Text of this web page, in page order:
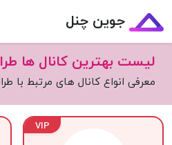
جوین چنل
لیست بهترین کانال ها
معرفی انواع کانال های مرتبط با
VIP